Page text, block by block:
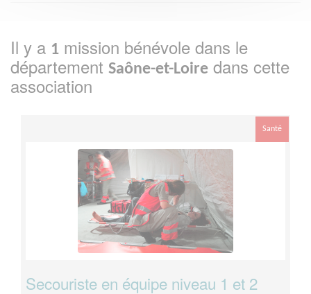
Il y a 1 mission bénévole dans le
département Saône-et-Loire dans cette
association
Santé
Secouriste en équipe niveau 1 et 2